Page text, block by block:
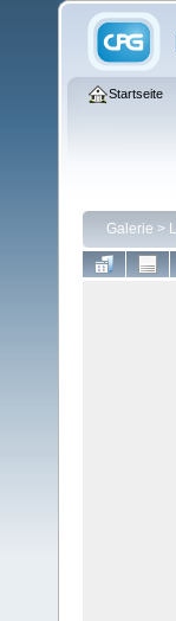
Startseite
Galerie >